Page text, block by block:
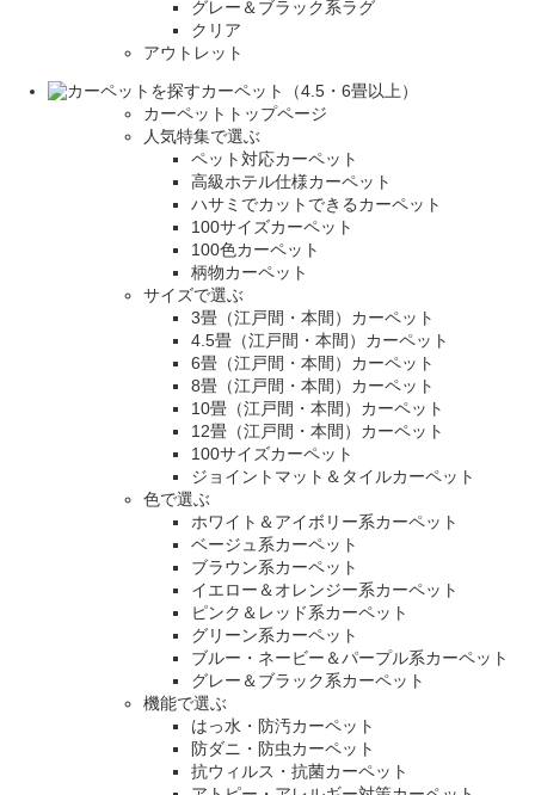
グレー＆ブラック系ラグ
クリア
アウトレット
カーペット（4.5・6畳以上）
カーペットトップページ
人気特集で選ぶ
ペット対応カーペット
高級ホテル仕様カーペット
ハサミでカットできるカーペット
100サイズカーペット
100色カーペット
柄物カーペット
サイズで選ぶ
3畳（江戸間・本間）カーペット
4.5畳（江戸間・本間）カーペット
6畳（江戸間・本間）カーペット
8畳（江戸間・本間）カーペット
10畳（江戸間・本間）カーペット
12畳（江戸間・本間）カーペット
100サイズカーペット
ジョイントマット＆タイルカーペット
色で選ぶ
ホワイト＆アイボリー系カーペット
ベージュ系カーペット
ブラウン系カーペット
イエロー＆オレンジー系カーペット
ピンク＆レッド系カーペット
グリーン系カーペット
ブルー・ネービー＆パープル系カーペット
グレー＆ブラック系カーペット
機能で選ぶ
はっ水・防汚カーペット
防ダニ・防虫カーペット
抗ウィルス・抗菌カーペット